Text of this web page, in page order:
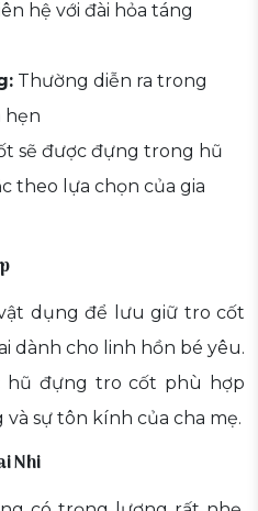
hệ với đài hỏa táng
Thường diễn ra trong
hẹn
sẽ được đựng trong hũ
theo lựa chọn của gia
dụng để lưu giữ tro cốt
dành cho linh hồn bé yêu.
hũ đựng tro cốt phù hợp
sự tôn kính của cha mẹ.
Nhi